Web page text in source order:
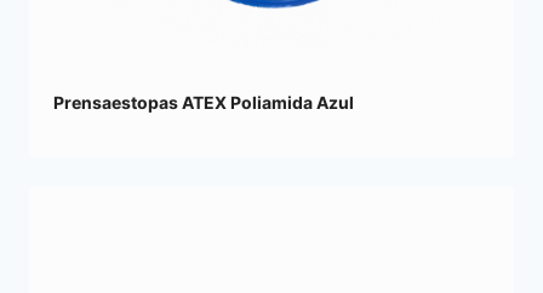
Prensaestopas ATEX Poliamida Azul